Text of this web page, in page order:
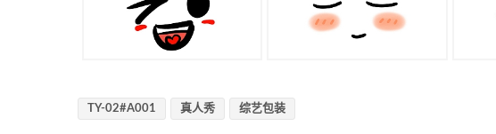
TY-02#A001 真人秀 综艺包装